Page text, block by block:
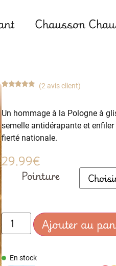
Chausson
notations
client
(2 avis client)
Un hommage à la Pologne à
semelle antidérapante et
fierté nationale.
29.99€
Pointure
Ajouter au
En stock